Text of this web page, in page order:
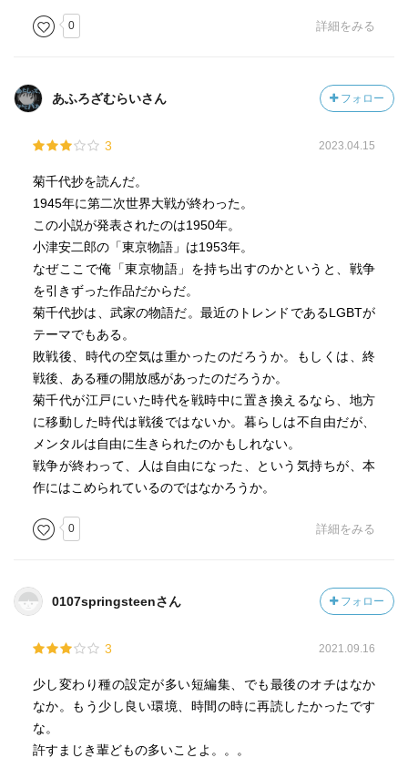
■あんちゃん
■ひとでなし
■解説 木村久邇典
できる好みの作品と共感できない作品が半々だったかなー
藩政改革に意欲を燃やす藩主の意を受け、大幅な緊縮財政
を断行するため勘定奉行として江戸から国元へ下向した笈
川玄一郎が、よそ者扱いされ反発されながら、実父の助け
もあり改革を成し遂げる『いさましい話』、
後継者を絶やさぬため男として育てられた姫君の哀しみ、
代抄』、
こっけいものの一篇でユーモアたっぷり… 軽率でおしゃ
べりで粗忽を繰り返す典木泰三は、あまりにも迷惑なので
閑職である古い帳簿を計算しなおす検計係に飛ばされてし
まうが、そこで、藩内の不正金を見事に暴いてしまう と
旗本三千石の四男坊という一生うだつのあがらぬ星の下に
夜を描いた物語… 新吉原などで大失態を起こし、金を巻
き上げられ、自自暴自棄になった昌平が、町人たちの心の
立派に町人として独り立ちするという心温まる展開が印象
的な『七日七夜』、
教えられたような作品たちでしたね。
0 詳細をみる
あふろざむらいさん フォロー
3 2023.04.15
菊千代抄を読んだ。
1945年に第二次世界大戦が終わった。
この小説が発表されたのは1950年。
小津安二郎の「東京物語」は1953年。
なぜここで俺「東京物語」を持ち出すのかというと、戦争
を引きずった作品だからだ。
菊千代抄は、武家の物語だ。最近のトレンドであるLGBTが
テーマでもある。
敗戦後、時代の空気は重かったのだろうか。もしくは、終
戦後、ある種の開放感があったのだろうか。
菊千代が江戸にいた時代を戦時中に置き換えるなら、地方
に移動した時代は戦後ではないか。暮らしは不自由だが、
メンタルは自由に生きられたのかもしれない。
戦争が終わって、人は自由になった、という気持ちが、本
作にはこめられているのではなかろうか。
0 詳細をみる
0107springsteenさん フォロー
3 2021.09.16
少し変わり種の設定が多い短編集、でも最後のオチはなか
なか。もう少し良い環境、時間の時に再読したかったです
な。
許すまじき輩どもの多いことよ。。。